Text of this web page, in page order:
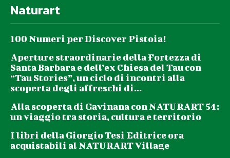
Naturart
100 Numeri per Discover Pistoia!
Aperture straordinarie della Fortezza di
Santa Barbara e dell’ex Chiesa del Tau con
“Tau Stories”, un ciclo di incontri alla
scoperta degli affreschi di...
Alla scoperta di Gavinana con NATURART 54:
un viaggio tra storia, cultura e territorio
I libri della Giorgio Tesi Editrice ora
acquistabili al NATURART Village